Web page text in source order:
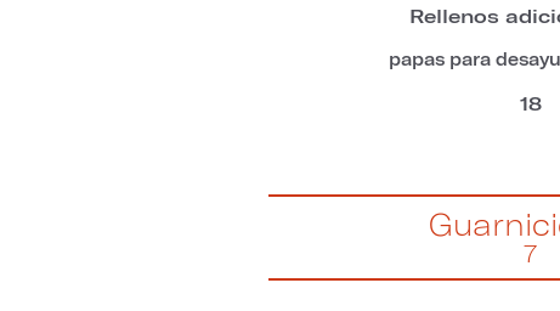
Rellenos
papas para
18
7